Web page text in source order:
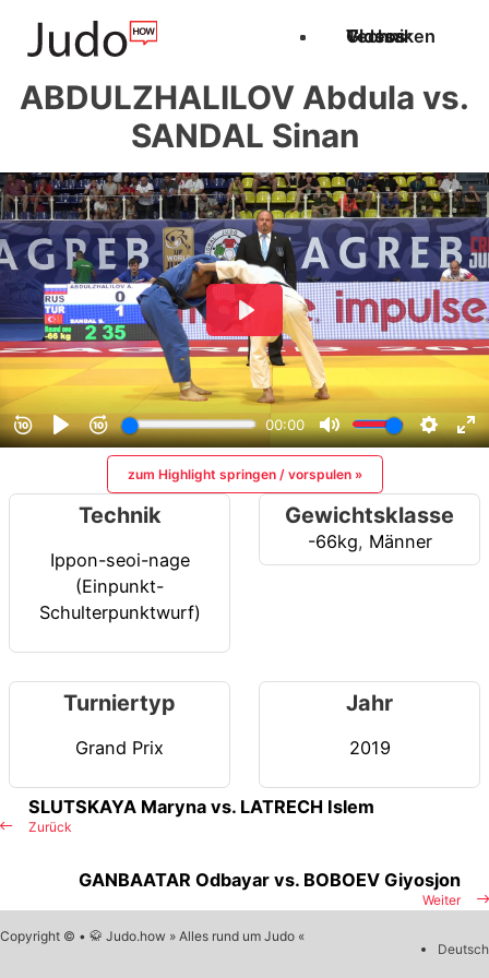
Techniken
Videos
Glossar
ABDULZHALILOV Abdula vs.
SANDAL Sinan
zum Highlight springen / vorspulen »
Technik
Ippon-seoi-nage
(Einpunkt-
Schulterpunktwurf)
Gewichtsklasse
-66kg, Männer
Turniertyp
Grand Prix
Jahr
2019
Zurück
SLUTSKAYA Maryna vs. LATRECH Islem
Weiter
GANBAATAR Odbayar vs. BOBOEV Giyosjon
Copyright © • 🥋 Judo.how » Alles rund um Judo «
Deutsch